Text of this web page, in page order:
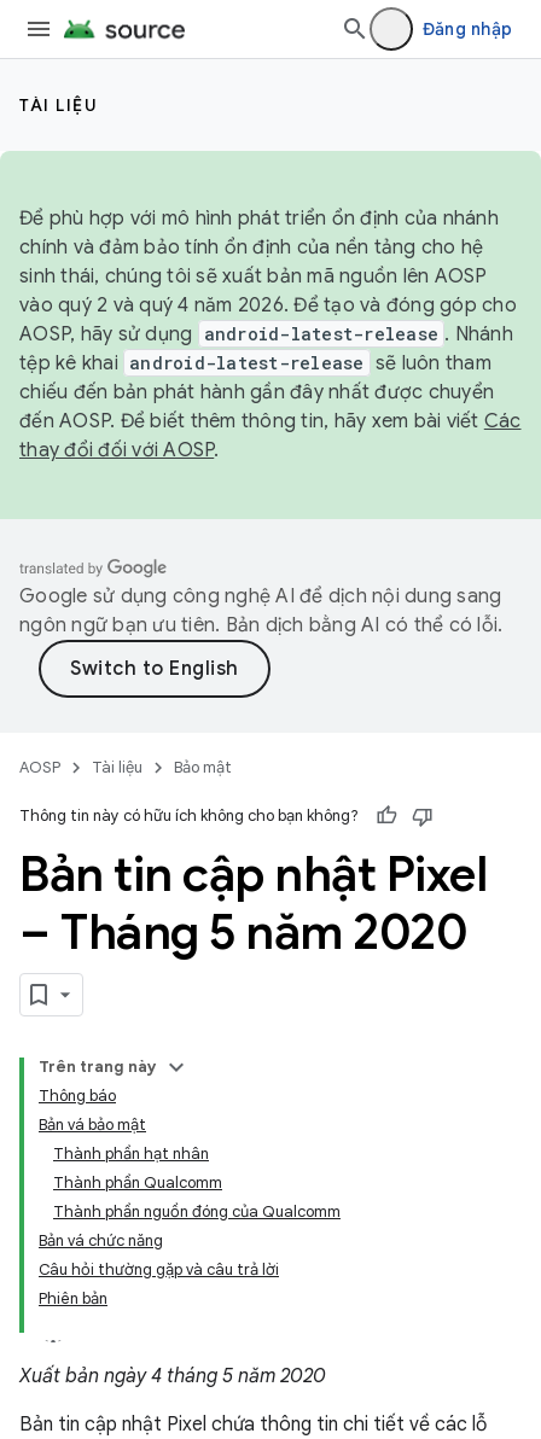
Đăng nhập
TÀI LIỆU
Để phù hợp với mô hình phát triển ổn định của nhánh
chính và đảm bảo tính ổn định của nền tảng cho hệ
sinh thái, chúng tôi sẽ xuất bản mã nguồn lên AOSP
vào quý 2 và quý 4 năm 2026. Để tạo và đóng góp cho
AOSP, hãy sử dụng
android-latest-release . Nhánh
tệp kê khai android-latest-release sẽ luôn tham
chiếu đến bản phát hành gần đây nhất được chuyển
đến AOSP. Để biết thêm thông tin, hãy xem bài viết Các
thay đổi đối với AOSP.
Google sử dụng công nghệ AI để dịch nội dung sang
ngôn ngữ bạn ưu tiên. Bản dịch bằng AI có thể có lỗi.
AOSP Tài liệu Bảo mật
Thông tin này có hữu ích không cho bạn không?
Bản tin cập nhật Pixel
– Tháng 5 năm 2020
Trên trang này
Thông báo
Bản vá bảo mật
Thành phần hạt nhân
Thành phần Qualcomm
Thành phần nguồn đóng của Qualcomm
Bản vá chức năng
Câu hỏi thường gặp và câu trả lời
Phiên bản
Xuất bản ngày 4 tháng 5 năm 2020
Bản tin cập nhật Pixel chứa thông tin chi tiết về các lỗ